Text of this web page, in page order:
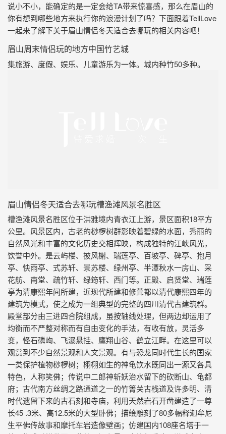
说小不小，能确定的是一定会给TA带来惊喜感，那么在眉山的
你有想到哪些地方来执行你的浪漫计划了吗？下面跟着TellLove
一起来了解下关于眉山情侣冬天适合去哪玩的相关内容吧！
眉山周末情侣玩的地方中国竹艺城
集旅游、度假、娱乐、儿童游乐为一体。城内种竹50多种。
眉山情侣冬天适合去哪玩槽渔滩风景名胜区
槽渔滩风景名胜区位于洪雅境内青衣江上游，景区面积18平方
公里。风景区内，古老的桫椤树群影映着碧绿的水面，秀丽的
自然风光和丰富的文化历史交相辉映，构成独特的江峡风光，
饮誉中外。是云屿楼、披风榭、瑞莲亭、百坡亭、碑亭、抱月
亭、快雨亭、式苏轩、景苏楼、绿州亭、半潭秋水一房山、采
花舫、南堂、疏竹轩、绿筠轩、西门等。正殿、启贤堂、瑞莲
亭为清康熙年间所建，近现代所建和修葺都以清代康熙四年的
建筑为模式，使之成为一组典型的完整的四川清代古建筑群。
殿堂部分由三进四合院组成，虽按轴线处理，但两边却运用了
均衡而不严整对称而有自由变化的手法，有收有放，灵活多
变，怪石磷峋、飞瀑悬挂、鹰翔山谷、鹤立江畔。在这里可以
观赏到不少自然景观和人文景观。有与恐龙同时代生长的国家
一类保护植物桫椤树；栩栩如生的神龟饮水既同出一源又各具
特色，人称笑佛；传说中二郎神斩妖治水留下的砍断山、龟都
府；古代南方丝绸之路通道之一的竹箐关古栈道及许多明、清
时代遗留下来的古石刻和寺庙，利用天然岩石开凿建造了一尊
长45 .3米、高12.5米的大型卧佛；描绘雕刻了80多幅释迦牟尼
生平佛传故事和摩托车岩造像壁画；仿建国内108座名塔于一